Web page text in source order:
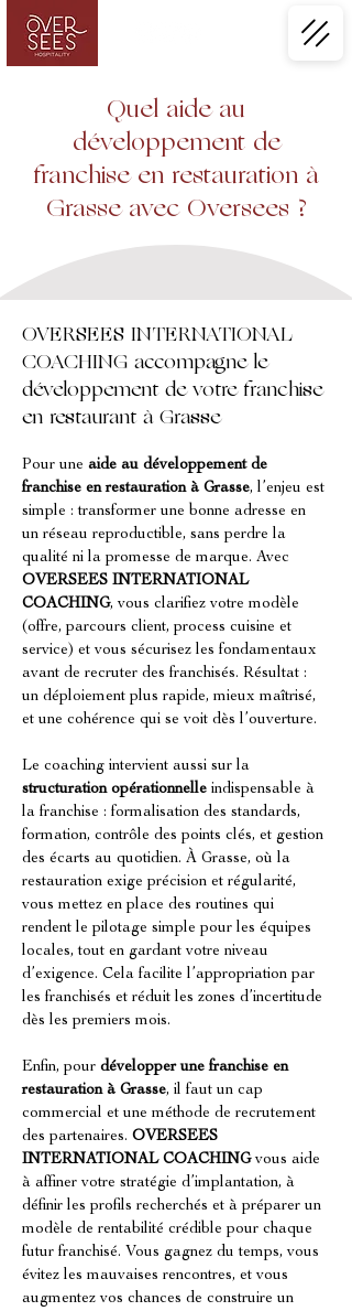
Quel aide au
développement de
franchise en restauration à
Grasse avec Oversees ?
OVERSEES INTERNATIONAL
COACHING accompagne le
développement de votre franchise
en restaurant à Grasse
Pour une aide au développement de
franchise en restauration à Grasse, l’enjeu est
simple : transformer une bonne adresse en
un réseau reproductible, sans perdre la
qualité ni la promesse de marque. Avec
OVERSEES INTERNATIONAL
COACHING, vous clarifiez votre modèle
(offre, parcours client, process cuisine et
service) et vous sécurisez les fondamentaux
avant de recruter des franchisés. Résultat :
un déploiement plus rapide, mieux maîtrisé,
et une cohérence qui se voit dès l’ouverture.
Le coaching intervient aussi sur la
structuration opérationnelle indispensable à
la franchise : formalisation des standards,
formation, contrôle des points clés, et gestion
des écarts au quotidien. À Grasse, où la
restauration exige précision et régularité,
vous mettez en place des routines qui
rendent le pilotage simple pour les équipes
locales, tout en gardant votre niveau
d’exigence. Cela facilite l’appropriation par
les franchisés et réduit les zones d’incertitude
dès les premiers mois.
Enfin, pour développer une franchise en
restauration à Grasse, il faut un cap
commercial et une méthode de recrutement
des partenaires. OVERSEES
INTERNATIONAL COACHING vous aide
à affiner votre stratégie d’implantation, à
définir les profils recherchés et à préparer un
modèle de rentabilité crédible pour chaque
futur franchisé. Vous gagnez du temps, vous
évitez les mauvaises rencontres, et vous
augmentez vos chances de construire un